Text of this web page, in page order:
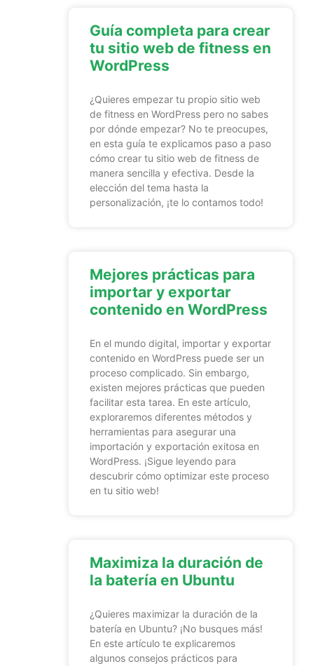
Guía completa para crear
tu sitio web de fitness en
WordPress
¿Quieres empezar tu propio sitio web
de fitness en WordPress pero no sabes
por dónde empezar? No te preocupes,
en esta guía te explicamos paso a paso
cómo crear tu sitio web de fitness de
manera sencilla y efectiva. Desde la
elección del tema hasta la
personalización, ¡te lo contamos todo!
Mejores prácticas para
importar y exportar
contenido en WordPress
En el mundo digital, importar y exportar
contenido en WordPress puede ser un
proceso complicado. Sin embargo,
existen mejores prácticas que pueden
facilitar esta tarea. En este artículo,
exploraremos diferentes métodos y
herramientas para asegurar una
importación y exportación exitosa en
WordPress. ¡Sigue leyendo para
descubrir cómo optimizar este proceso
en tu sitio web!
Maximiza la duración de
la batería en Ubuntu
¿Quieres maximizar la duración de la
batería en Ubuntu? ¡No busques más!
En este artículo te explicaremos
algunos consejos prácticos para